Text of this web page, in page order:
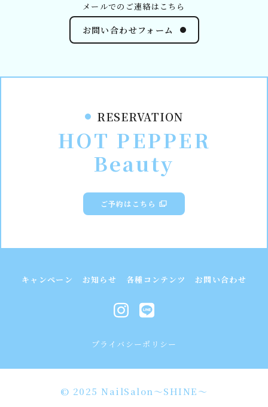
メールでのご連絡はこちら
お問い合わせフォーム
RESERVATION
HOT PEPPER
Beauty
ご予約はこちら
キャンペーン お知らせ 各種コンテンツ お問い合わせ
プライバシーポリシー
© 2025 NailSalon〜SHINE〜